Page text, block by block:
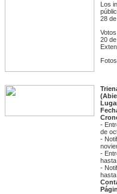
Los
28
20
-
de
-
-
hasta
-
hasta